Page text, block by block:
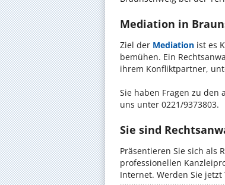
Mediation in
Ziel der Mediation ist es
bemühen. Ein
ihrem Konfliktpartner,
Sie haben Fragen zu den
uns unter 0221/9373803.
Sie sind
Präsentieren Sie sich als
professionellen
Internet. Werden Sie